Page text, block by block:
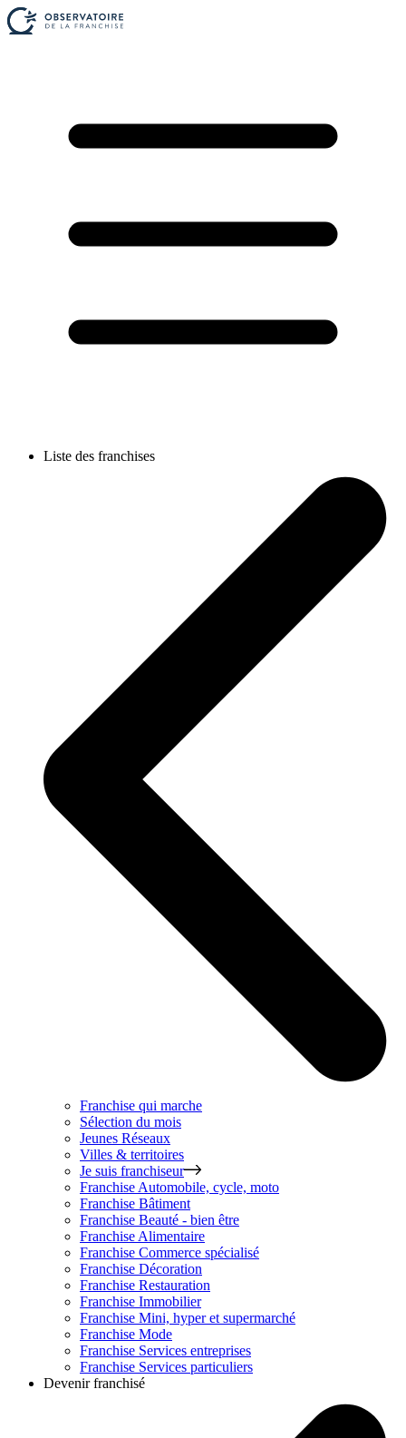
Liste des franchises
Franchise qui marche
Sélection du mois
Jeunes Réseaux
Villes & territoires
Je suis franchiseur
Franchise Automobile, cycle, moto
Franchise Bâtiment
Franchise Beauté - bien être
Franchise Alimentaire
Franchise Commerce spécialisé
Franchise Décoration
Franchise Restauration
Franchise Immobilier
Franchise Mini, hyper et supermarché
Franchise Mode
Franchise Services entreprises
Franchise Services particuliers
Devenir franchisé